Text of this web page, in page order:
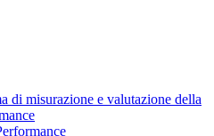
di misurazione e valutazione della